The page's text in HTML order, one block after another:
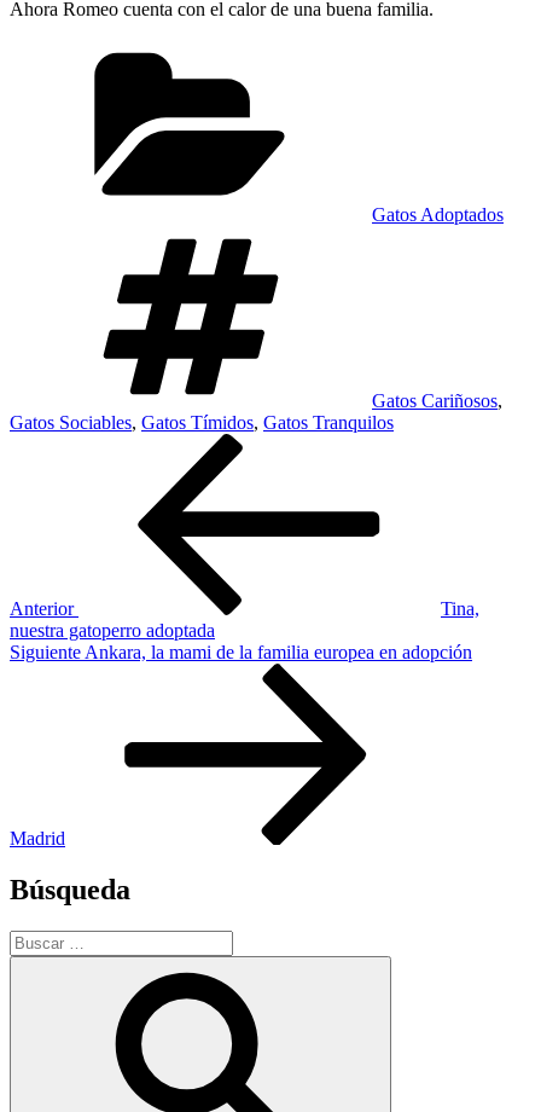
Ahora Romeo cuenta con el calor de una buena familia.
Gatos Adoptados
Gatos Cariñosos,
Gatos Sociables, Gatos Tímidos, Gatos Tranquilos
Anterior
Tina,
nuestra gatoperro adoptada
Siguiente
Siguiente Ankara, la mami de la familia europea en adopción
Madrid
Búsqueda
Buscar
por: